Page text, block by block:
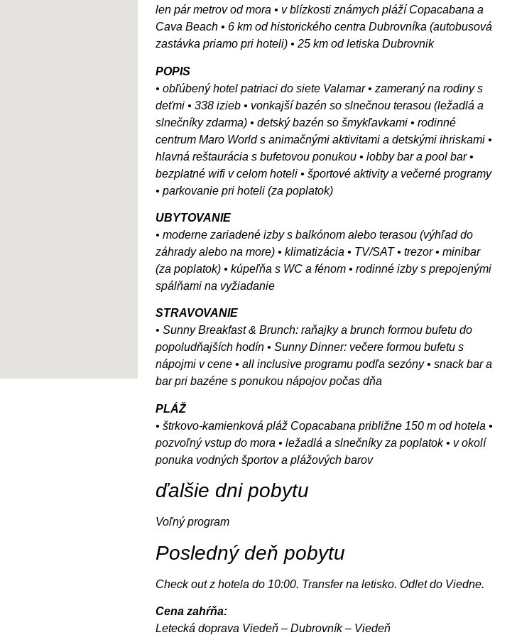
len pár metrov od mora • v blízkosti známych pláží Copacabana a
Cava Beach • 6 km od historického centra Dubrovníka (autobusová
zastávka priamo pri hoteli) • 25 km od letiska Dubrovnik
POPIS
• obľúbený hotel patriaci do siete Valamar • zameraný na rodiny s
deťmi • 338 izieb • vonkajší bazén so slnečnou terasou (ležadlá a
slnečníky zdarma) • detský bazén so šmykľavkami • rodinné
centrum Maro World s animačnými aktivitami a detskými ihriskami •
hlavná reštaurácia s bufetovou ponukou • lobby bar a pool bar •
bezplatné wifi v celom hoteli • športové aktivity a večerné programy
• parkovanie pri hoteli (za poplatok)
UBYTOVANIE
• moderne zariadené izby s balkónom alebo terasou (výhľad do
záhrady alebo na more) • klimatizácia • TV/SAT • trezor • minibar
(za poplatok) • kúpeľňa s WC a fénom • rodinné izby s prepojenými
spálňami na vyžiadanie
STRAVOVANIE
• Sunny Breakfast & Brunch: raňajky a brunch formou bufetu do
popoludňajších hodín • Sunny Dinner: večere formou bufetu s
nápojmi v cene • all inclusive programu podľa sezóny • snack bar a
bar pri bazéne s ponukou nápojov počas dňa
PLÁŽ
• štrkovo-kamienková pláž Copacabana približne 150 m od hotela •
pozvoľný vstup do mora • ležadlá a slnečníky za poplatok • v okolí
ponuka vodných športov a plážových barov
ďalšie dni pobytu
Voľný program
Posledný deň pobytu
Check out z hotela do 10:00. Transfer na letisko. Odlet do Viedne.
Cena zahŕňa:
Letecká doprava Viedeň – Dubrovník – Viedeň